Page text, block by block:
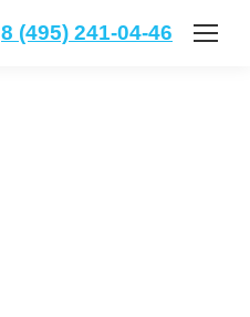
8 (495) 241-04-46